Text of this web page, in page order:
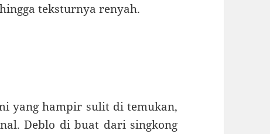
teksturnya renyah.
yang hampir sulit di temukan,
Deblo di buat dari singkong